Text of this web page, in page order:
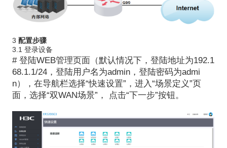
3 配置步骤
3.1 登录设备
# 登陆WEB管理页面（默认情况下，登陆地址为192.1
68.1.1/24， 登陆用户名为admin， 登陆密码为admi
n）， 在导航栏选择“快速设置”，进入“场景定义”页
面，选择“双WAN场景” ， 点击“下一步”按钮。